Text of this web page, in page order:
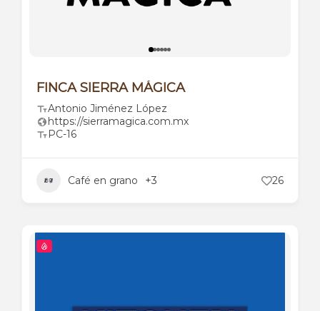
FINCA SIERRA MÁGICA
Antonio Jiménez López
https://sierramagica.com.mx
PC-16
Café en grano +3 26